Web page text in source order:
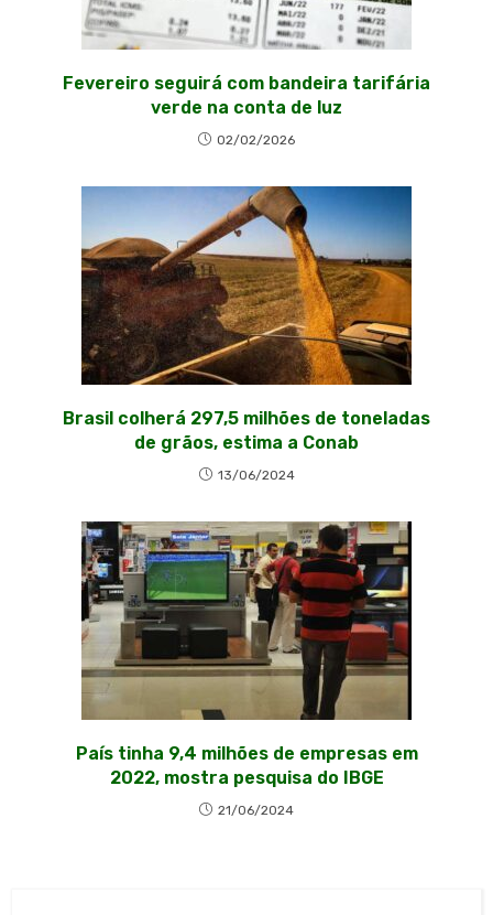
Fevereiro seguirá com bandeira tarifária
verde na conta de luz
02/02/2026
Brasil colherá 297,5 milhões de toneladas
de grãos, estima a Conab
13/06/2024
País tinha 9,4 milhões de empresas em
2022, mostra pesquisa do IBGE
21/06/2024